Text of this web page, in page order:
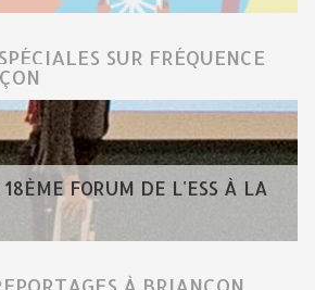
SUR FRÉQUENCE
18ÈME FORUM DE L'ESS À LA